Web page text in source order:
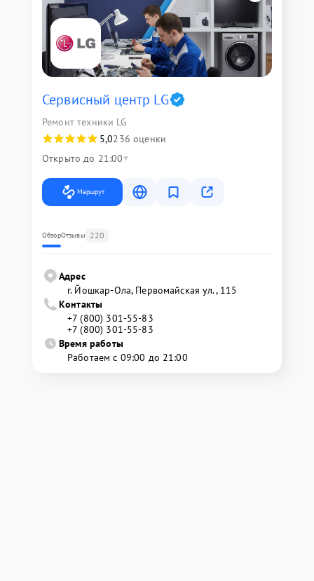
Сервисный центр LG
Ремонт техники LG
5,0236 оценки
Открыто до 21:00
Маршрут
ОбзорОтзывы 220
Адрес
г. Йошкар-Ола, Первомайская ул., 115
Контакты
+7 (800) 301-55-83
+7 (800) 301-55-83
Время работы
Работаем с 09:00 до 21:00